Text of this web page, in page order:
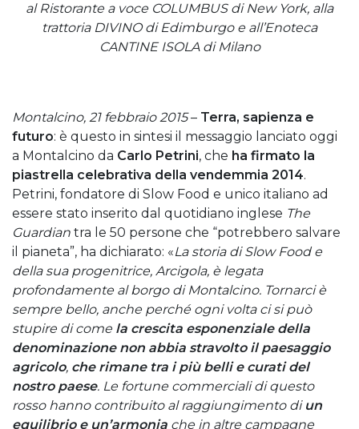
al Ristorante a voce COLUMBUS di New York, alla
trattoria DIVINO di Edimburgo e all’Enoteca
CANTINE ISOLA di Milano
Montalcino, 21 febbraio 2015– Terra, sapienza e
futuro: è questo in sintesi il messaggio lanciato oggi
a Montalcino da Carlo Petrini, che ha firmato la
piastrella celebrativa della vendemmia 2014.
Petrini, fondatore di Slow Food e unico italiano ad
essere stato inserito dal quotidiano inglese The
Guardian tra le 50 persone che “potrebbero salvare
il pianeta”, ha dichiarato: «La storia di Slow Food e
della sua progenitrice, Arcigola, è legata
profondamente al borgo di Montalcino. Tornarci è
sempre bello, anche perché ogni volta ci si può
stupire di come la crescita esponenziale della
denominazione non abbia stravolto il paesaggio
agricolo, che rimane tra i più belli e curati del
nostro paese. Le fortune commerciali di questo
rosso hanno contribuito al raggiungimento di un
equilibrio e un’armonia che in altre campagne